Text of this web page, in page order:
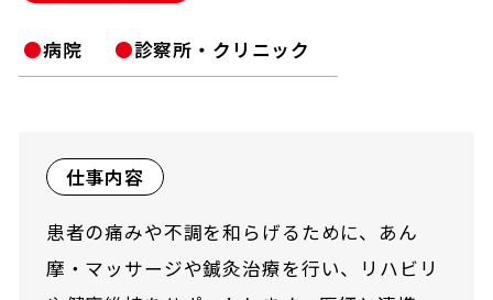
病院 診察所・クリニック
仕事内容
患者の痛みや不調を和らげるために、あん
摩・マッサージや鍼灸治療を行い、リハビリ